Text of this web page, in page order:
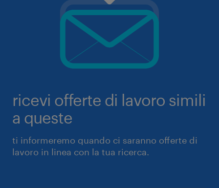
ricevi offerte di lavoro simili
a queste
ti informeremo quando ci saranno offerte di
lavoro in linea con la tua ricerca.